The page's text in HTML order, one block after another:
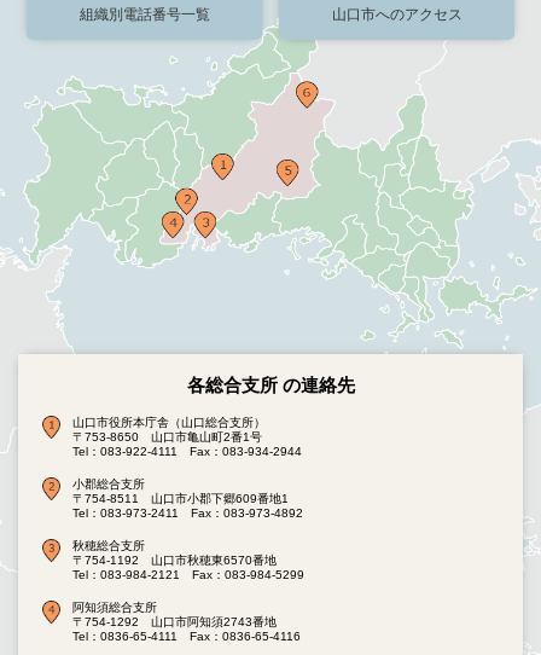
組織別電話番号一覧 山口市へのアクセス
各総合支所 の連絡先
山口市役所本庁舎（山口総合支所）
〒753-8650 山口市亀山町2番1号
Tel：083-922-4111
Fax：083-934-2944
小郡総合支所
〒754-8511 山口市小郡下郷609番地1
Tel：083-973-2411
Fax：083-973-4892
秋穂総合支所
〒754-1192 山口市秋穂東6570番地
Tel：083-984-2121
Fax：083-984-5299
阿知須総合支所
〒754-1292 山口市阿知須2743番地
Tel：0836-65-4111
Fax：0836-65-4116